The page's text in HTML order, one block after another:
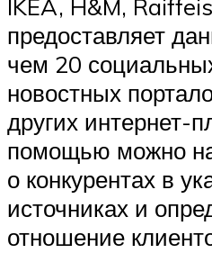
IKEA, H&M,
предоставляет
чем 20
новостных
других интернет-
помощью можно
о конкурентах в
источниках и
отношение